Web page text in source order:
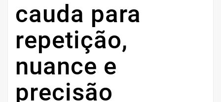
cauda para
repetição,
nuance e
precisão